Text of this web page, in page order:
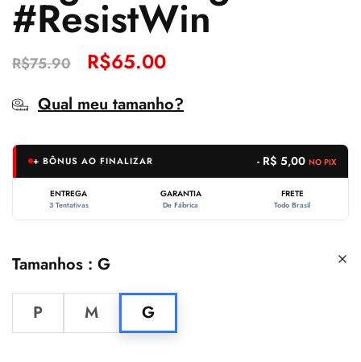
#ResistWin
R$75.90 R$65.00
Qual meu tamanho?
+ BÔNUS AO FINALIZAR - R$ 5,00 NO PIX
ENTREGA
3 Tentativas
GARANTIA
De Fábrica
FRETE
Todo Brasil
Tamanhos G
P M G